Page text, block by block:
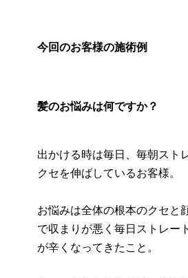
今回のお客様の施術例
髪のお悩みは何ですか？
出かける時は毎日、毎朝スト
クセを伸ばしているお客様。
お悩みは全体の根本のクセと
で収まりが悪く毎日ストレー
が辛くなってきたこと。